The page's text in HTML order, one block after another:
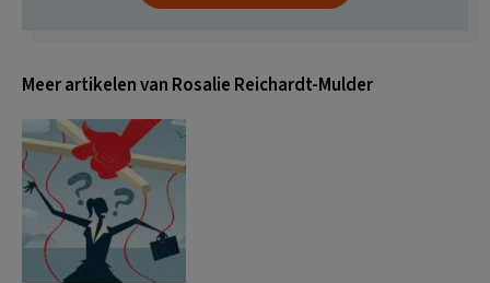
Meer artikelen van Rosalie Reichardt-Mulder